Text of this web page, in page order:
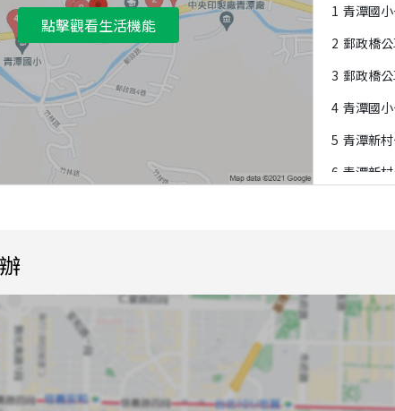
點擊觀看生活機能
1 青潭國
2 郵政橋
3 郵政橋
4 青潭國
5 青潭新
6 青潭新